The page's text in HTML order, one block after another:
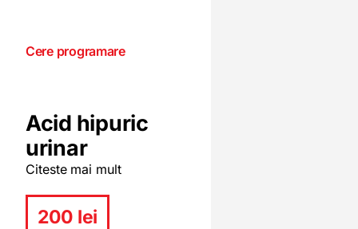
Cere programare
Acid hipuric
urinar
Citeste mai mult
200 lei